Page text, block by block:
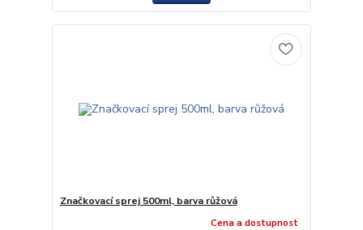
Značkovací sprej 500ml, barva růžová
Cena a dostupnost